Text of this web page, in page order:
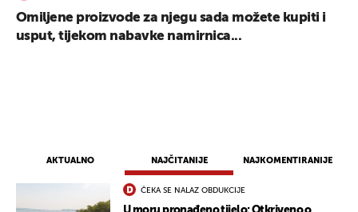
AKTUALNO NAJČITANIJE NAJKOMENTIRANIJE
ČEKA SE NALAZ OBDUKCIJE
Omiljene proizvode za njegu sada možete kupiti i
usput, tijekom nabavke namirnica...